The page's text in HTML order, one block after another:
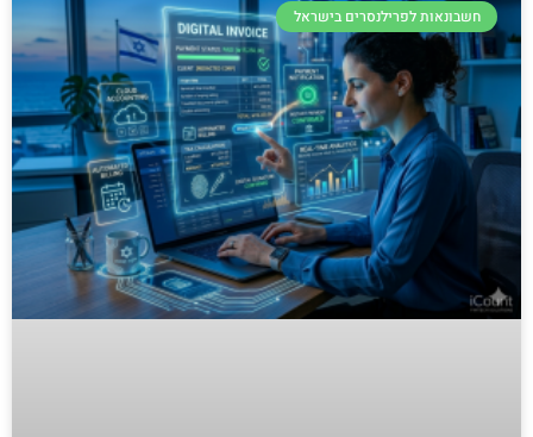
חשבונאות לפרילנסרים בישראל